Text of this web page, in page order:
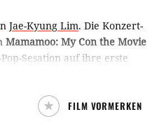
Jae-Kyung Lim. Die Konzert-
Mamamoo: My Con the Movie
Sesation auf ihre erste
Whee In und Hwa Sa
dabei mit auf die Reise
Bühne, sondern auch in ihr
FILM VORMERKEN